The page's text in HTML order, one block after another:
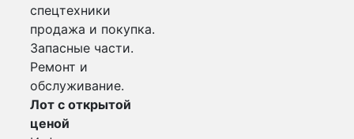
спецтехники
продажа и покупка.
Запасные части.
Ремонт и
обслуживание.
Лот с открытой
ценой